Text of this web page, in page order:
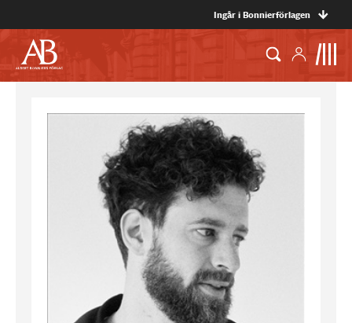
Ingår i Bonnierförlagen